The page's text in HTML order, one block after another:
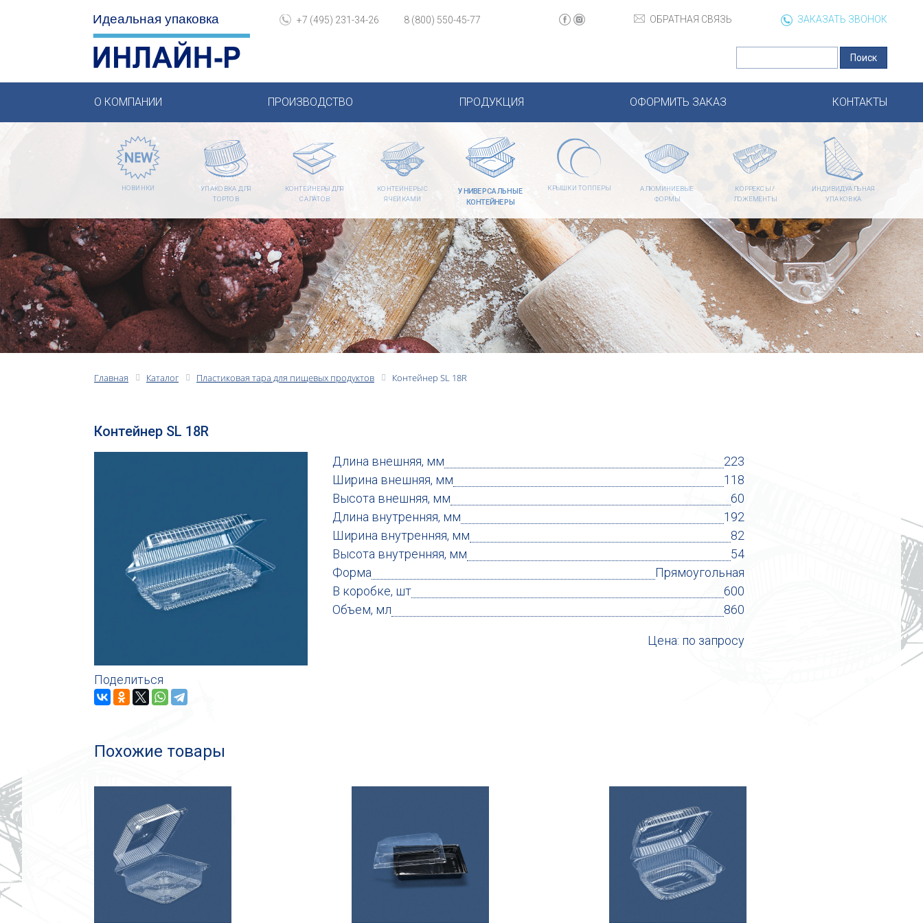
+7 (495) 231-34-26 8 (800) 550-45-77 ОБРАТНАЯ СВЯЗЬ ЗАКАЗАТЬ ЗВОНОК
О КОМПАНИИ ПРОИЗВОДСТВО ПРОДУКЦИЯ ОФОРМИТЬ ЗАКАЗ КОНТАКТЫ
НОВИНКИ УПАКОВКА ДЛЯ
ТОРТОВ
КОНТЕЙНЕРЫ ДЛЯ
САЛАТОВ
КОНТЕЙНЕРЫ С
ЯЧЕЙКАМИ
УНИВЕРСАЛЬНЫЕ
КОНТЕЙНЕРЫ
КРЫШКИ ТОППЕРЫ АЛЮМИНИЕВЫЕ
ФОРМЫ
КОРРЕКСЫ /
ЛОЖЕМЕНТЫ
ИНДИВИДУАЛЬНАЯ
УПАКОВКА
Главная Каталог Пластиковая тара для пищевых продуктов Контейнер SL 18R
Контейнер SL 18R
Длина внешняя, мм
223
Ширина внешняя, мм
118
Высота внешняя, мм
60
Длина внутренняя, мм
192
Ширина внутренняя, мм
82
Высота внутренняя, мм
54
Форма
Прямоугольная
В коробке, шт
600
Объем, мл
860
Цена: по запросу
Поделиться
Похожие товары